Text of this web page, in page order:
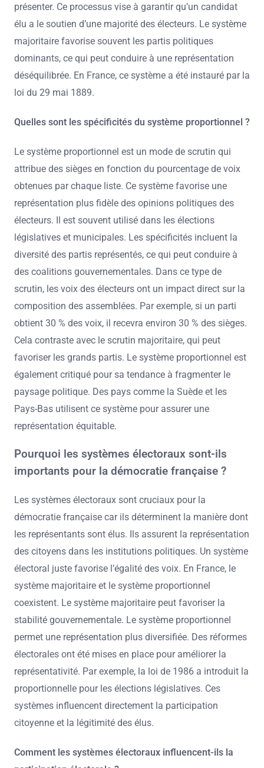
présenter. Ce processus vise à garantir qu’un candidat
élu a le soutien d’une majorité des électeurs. Le système
majoritaire favorise souvent les partis politiques
dominants, ce qui peut conduire à une représentation
déséquilibrée. En France, ce système a été instauré par la
loi du 29 mai 1889.
Quelles sont les spécificités du système proportionnel ?
Le système proportionnel est un mode de scrutin qui
attribue des sièges en fonction du pourcentage de voix
obtenues par chaque liste. Ce système favorise une
représentation plus fidèle des opinions politiques des
électeurs. Il est souvent utilisé dans les élections
législatives et municipales. Les spécificités incluent la
diversité des partis représentés, ce qui peut conduire à
des coalitions gouvernementales. Dans ce type de
scrutin, les voix des électeurs ont un impact direct sur la
composition des assemblées. Par exemple, si un parti
obtient 30 % des voix, il recevra environ 30 % des sièges.
Cela contraste avec le scrutin majoritaire, qui peut
favoriser les grands partis. Le système proportionnel est
également critiqué pour sa tendance à fragmenter le
paysage politique. Des pays comme la Suède et les
Pays-Bas utilisent ce système pour assurer une
représentation équitable.
Pourquoi les systèmes électoraux sont-ils
importants pour la démocratie française ?
Les systèmes électoraux sont cruciaux pour la
démocratie française car ils déterminent la manière dont
les représentants sont élus. Ils assurent la représentation
des citoyens dans les institutions politiques. Un système
électoral juste favorise l’égalité des voix. En France, le
système majoritaire et le système proportionnel
coexistent. Le système majoritaire peut favoriser la
stabilité gouvernementale. Le système proportionnel
permet une représentation plus diversifiée. Des réformes
électorales ont été mises en place pour améliorer la
représentativité. Par exemple, la loi de 1986 a introduit la
proportionnelle pour les élections législatives. Ces
systèmes influencent directement la participation
citoyenne et la légitimité des élus.
Comment les systèmes électoraux influencent-ils la